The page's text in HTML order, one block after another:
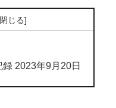
2023年9月20日